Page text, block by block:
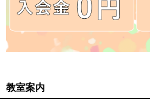
教室案内